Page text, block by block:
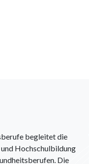
begleitet die
Hochschulbildung
Die